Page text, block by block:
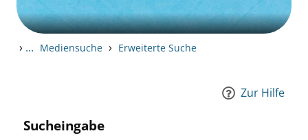
› ... Mediensuche › Erweiterte Suche
Zur Hilfe
Sucheingabe